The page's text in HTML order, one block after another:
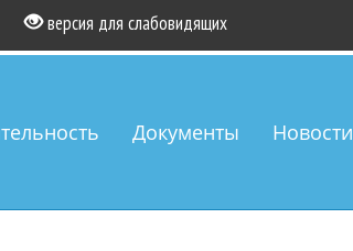
версия для слабовидящих
Документы Новости